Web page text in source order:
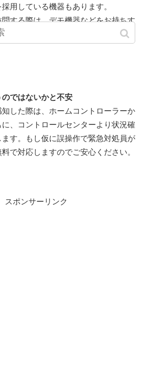
用している機器もあります。
する際は、デモ機器などをお持ちす
契約前に機器をお使いいただける
ではないかと不安
した際は、ホームコントローラーか
、コントロールセンターより状況確
す。もし仮に誤操作で緊急対処員が
で対応しますのでご安心ください。
スポンサーリンク